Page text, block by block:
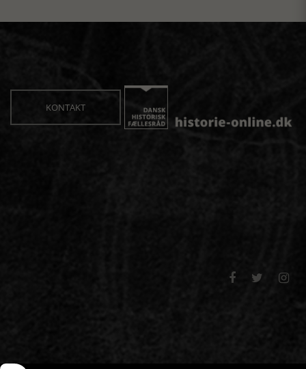
KONTAKT
  